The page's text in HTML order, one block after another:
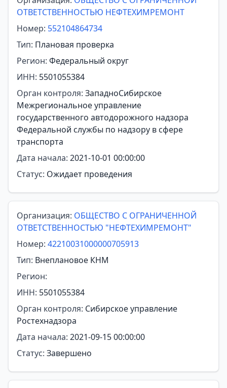
ОТВЕТСТВЕННОСТЬЮ НЕФТЕХИМРЕМОНТ
Номер: 552104864734
Тип: Плановая проверка
Регион: Федеральный округ
ИНН: 5501055384
Орган контроля: ЗападноСибирское
Межрегиональное управление
государственного автодорожного надзора
Федеральной службы по надзору в сфере
транспорта
Дата начала: 2021-10-01 00:00:00
Статус: Ожидает проведения
Организация: ОБЩЕСТВО С ОГРАНИЧЕННОЙ
ОТВЕТСТВЕННОСТЬЮ "НЕФТЕХИМРЕМОНТ"
Номер: 42210031000000705913
Тип: Внеплановое КНМ
Регион:
ИНН: 5501055384
Орган контроля: Сибирское управление
Ростехнадзора
Дата начала: 2021-09-15 00:00:00
Статус: Завершено